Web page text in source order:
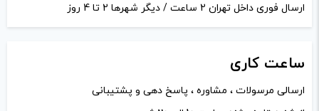
ارسال فوری داخل تهران 2 ساعت / دیگر شهرها 2 تا 4 روز
ساعت کاری
ارسالی مرسولات ، مشاوره ، پاسخ دهی و پشتیبانی